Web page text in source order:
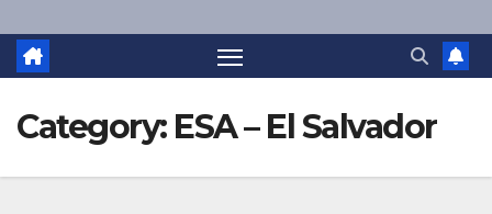
Category: ESA – El Salvador